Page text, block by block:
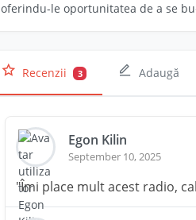
oferindu-le oportunitatea de a se
Recenzii 3 Adaugă
Egon Kilin
September 10, 2025
"Îmi place mult acest radio,